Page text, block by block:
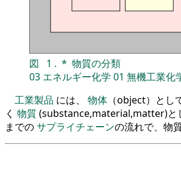
図 1 . * 物質の分類
03 エネルギー化学 01 無機工業化
工業製品 には、 物体 （object）とし
く 物質(substance,material,matter)と
までのサプライチェーンの流れで、物